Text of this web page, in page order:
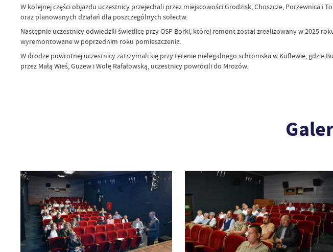
W kolejnej części objazdu uczestnicy przejechali przez miejscowości Grodzisk, Choszcze, Porzewnica
oraz planowanych działań dla poszczególnych sołectw.
Następnie uczestnicy odwiedzili świetlicę przy OSP Borki, której remont został zrealizowany w 2025
wyremontowane w poprzednim roku pomieszczenia.
W drodze powrotnej uczestnicy zatrzymali się przy terenie nielegalnego schroniska w Kuflewie,
przez Małą Wieś, Guzew i Wolę Rafałowską, uczestnicy powrócili do Mrozów.